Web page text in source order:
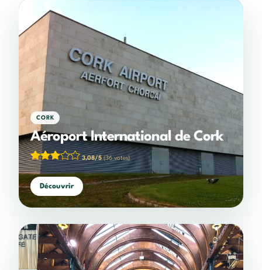
CORK
Aéroport International de Cork
3,08/5(36 votes)
Découvrir